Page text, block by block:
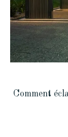
Comment